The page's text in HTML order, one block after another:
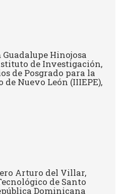
Hinojosa
de Investigación,
de Posgrado para la
Nuevo León (IIIEPE),
Arturo del Villar,
de Santo
Dominicana